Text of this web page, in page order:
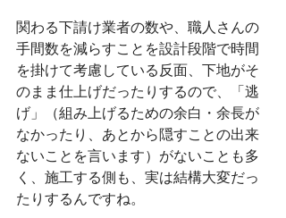
関わる下請け業者の数や、職人さんの
手間数を減らすことを設計段階で時間
を掛けて考慮している反面、下地がそ
のまま仕上げだったりするので、「逃
げ」（組み上げるための余白・余長が
なかったり、あとから隠すことの出来
ないことを言います）がないことも多
く、施工する側も、実は結構大変だっ
たりするんですね。